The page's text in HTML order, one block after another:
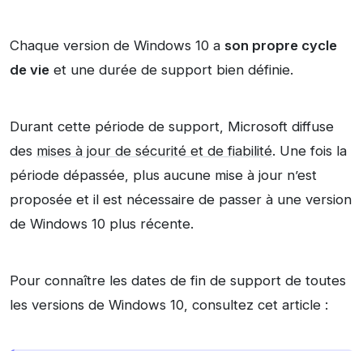
Chaque version de Windows 10 a son propre cycle
de vie et une durée de support bien définie.
Durant cette période de support, Microsoft diffuse
des mises à jour de sécurité et de fiabilité. Une fois la
période dépassée, plus aucune mise à jour n’est
proposée et il est nécessaire de passer à une version
de Windows 10 plus récente.
Pour connaître les dates de fin de support de toutes
les versions de Windows 10, consultez cet article :